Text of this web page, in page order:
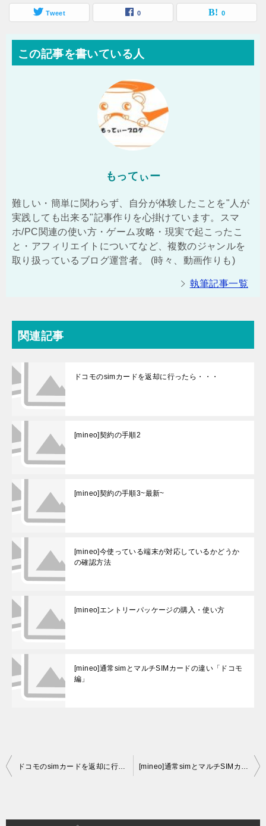
Tweet 0 0
この記事を書いている人
もってぃー
難しい・簡単に関わらず、自分が体験したことを"人が
実践しても出来る"記事作りを心掛けています。スマ
ホ/PC関連の使い方・ゲーム攻略・現実で起こったこ
と・アフィリエイトについてなど、複数のジャンルを
取り扱っているブログ運営者。 (時々、動画作りも)
執筆記事一覧
関連記事
ドコモのsimカードを返却に行ったら・・・
[mineo]契約の手順2
[mineo]契約の手順3~最新~
[mineo]今使っている端末が対応しているかどうか
の確認方法
[mineo]エントリーパッケージの購入・使い方
[mineo]通常simとマルチSIMカードの違い「ドコモ
編」
投
ビ
ドコモのsimカードを返却に行ったら・・・ [mineo]通常simとマルチSIMカードの違い「ドコモ編」